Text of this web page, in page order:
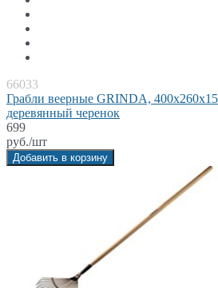
66033
Грабли веерные GRINDA,
деревянный черенок
699
руб./шт
Добавить в корзину